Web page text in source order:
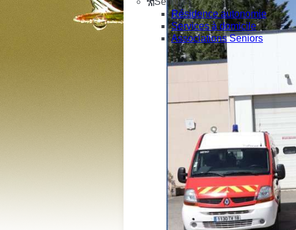
Résidence autonomie
Services à domicile
Associations Seniors